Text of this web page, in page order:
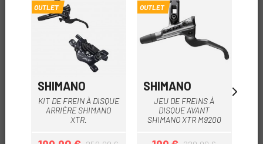
OUTLET
SHIMANO
KIT DE FREIN À DISQUE
ARRIÈRE SHIMANO
XTR.
OUTLET
SHIMANO
JEU DE FREINS À
DISQUE AVANT
SHIMANO XTR M9200